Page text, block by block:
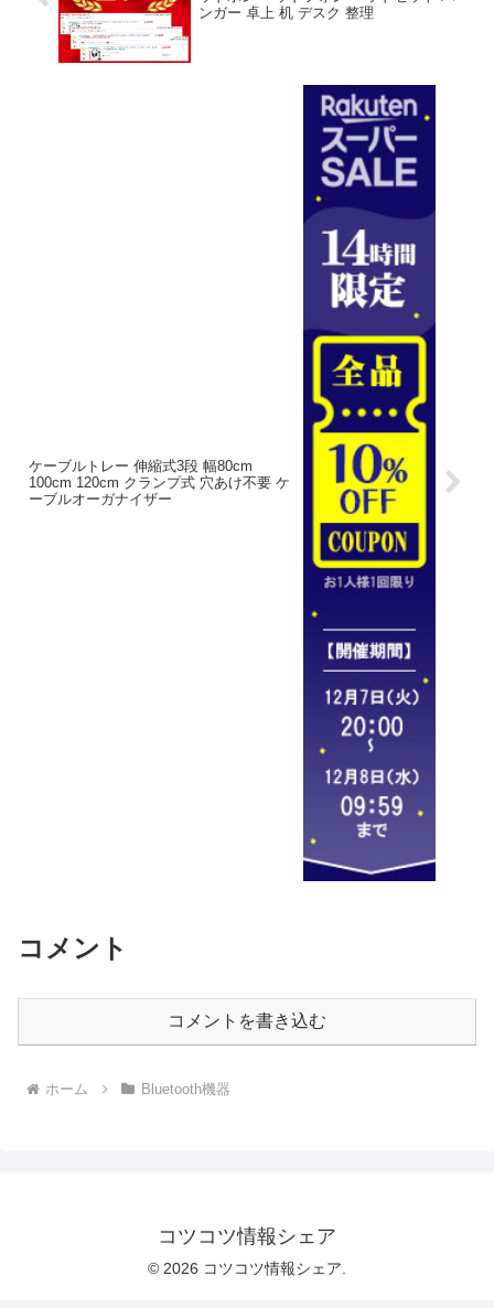
ンガー 卓上 机 デスク 整理
ケーブルトレー 伸縮式3段 幅80cm
100cm 120cm クランプ式 穴あけ不要 ケ
ーブルオーガナイザー
コメント
コメントを書き込む
ホーム Bluetooth機器
コツコツ情報シェア
© 2026 コツコツ情報シェア.